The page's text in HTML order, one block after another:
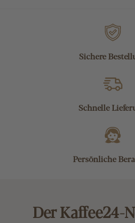
Sichere
Schnelle
Persönliche
Der Kaffee24-